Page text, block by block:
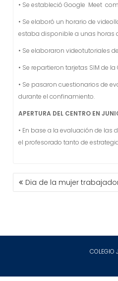
• Se estableció Google Meet
• Se elaboró un horario de
estaba disponible a unas horas
• Se elaboraron videotutoriales
• Se repartieron tarjetas SIM de
• Se pasaron cuestionarios de
durante el confinamiento.
APERTURA DEL CENTRO EN
• En base a la evaluación de
el profesorado tanto de
NAVEGACIÓN
DEDia de la mujer
COLEGIO